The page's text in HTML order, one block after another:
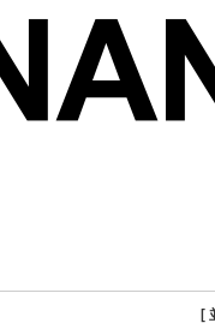
[